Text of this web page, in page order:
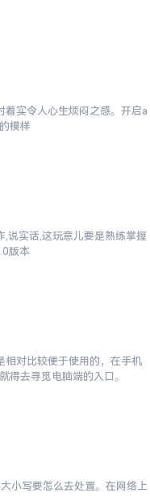
实令人心生烦闷之感。开启a
模样
说实话,这玩意儿要是熟练掌握
版本
对比较便于使用的，在手机
得去寻觅电脑端的入口。
小写要怎么去处置。在网络上